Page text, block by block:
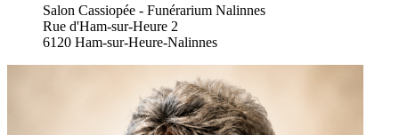
Salon Cassiopée - Funérarium Nalinnes
Rue d'Ham-sur-Heure 2
6120 Ham-sur-Heure-Nalinnes